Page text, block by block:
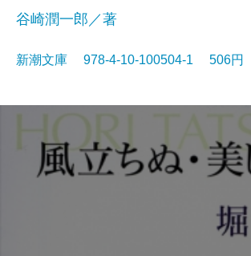
谷崎潤一郎／著
新潮文庫 978-4-10-100504-1 506円